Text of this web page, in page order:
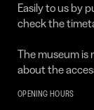
Easily to us by
check the
The museum is
about the
OPENING HOURS